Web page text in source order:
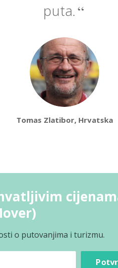
puta.
Tomas Zlatibor, Hrvatska
o putovanjima i turizmu.